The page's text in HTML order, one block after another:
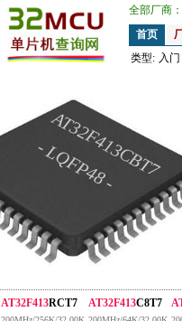
全部厂商：
首页
类型: 入门
AT32F413CBT7
- LQFP48 -
AT32F413RCT7 AT32F413C8T7